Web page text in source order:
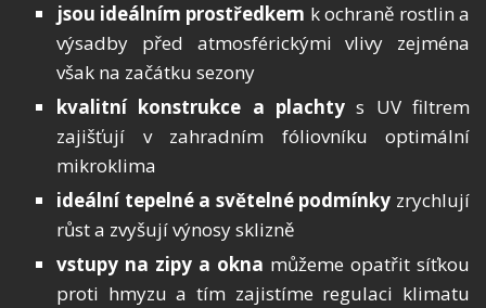
jsou ideálním prostředkem k ochraně rostlin a
výsadby před atmosférickými vlivy zejména
však na začátku sezony
kvalitní konstrukce a plachty s UV filtrem
zajišťují v zahradním fóliovníku optimální
mikroklima
ideální tepelné a světelné podmínky zrychlují
růst a zvyšují výnosy sklizně
vstupy na zipy a okna můžeme opatřit síťkou
proti hmyzu a tím zajistíme regulaci klimatu